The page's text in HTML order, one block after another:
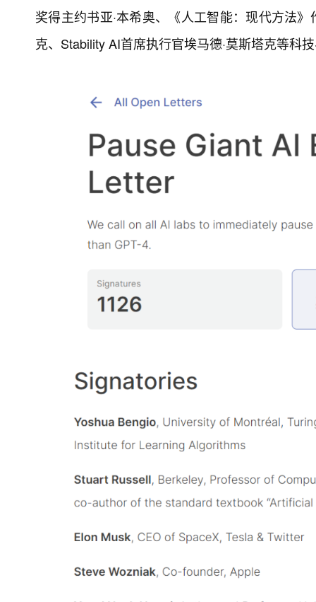
奖得主约书亚·本希奥、《人工智能：现代方法
克、Stability AI首席执行官埃马德·莫斯塔克等科